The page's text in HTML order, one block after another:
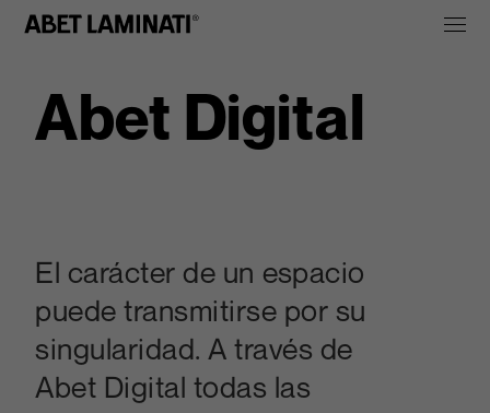
Abet Digital
El carácter de un espacio
puede transmitirse por su
singularidad. A través de
Abet Digital todas las